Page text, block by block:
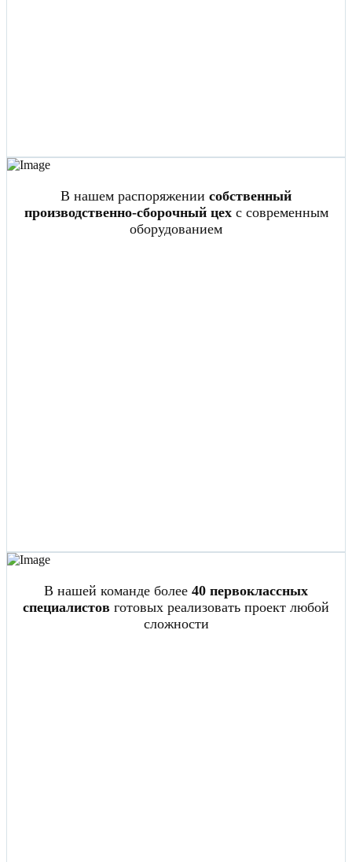
В нашем распоряжении собственный
производственно-сборочный цехс современным
оборудованием
В нашей команде более 40 первоклассных
специалистов готовых реализовать проект любой
сложности